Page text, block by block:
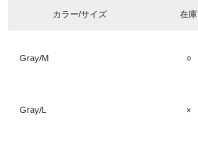
カラー/サイズ 在庫
Gray/M ○
Gray/L ×